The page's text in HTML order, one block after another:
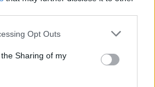
Opt Outs
Sharing of my